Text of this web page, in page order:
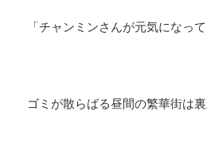
「チャンミンさんが元気になっ
ゴミが散らばる昼間の繁華街は裏